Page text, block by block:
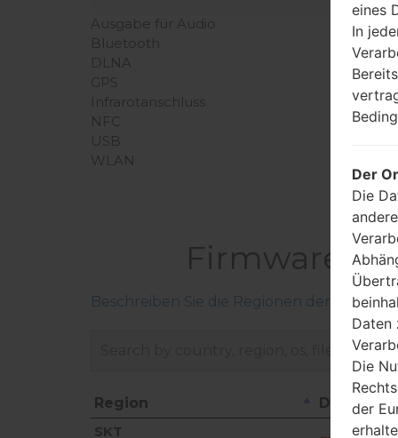
Ausgabe für Audio
Bluetooth
DLNA
GPS
Infrarotanschluss
NFC
USB
WLAN
Firmware
Beschreiben Sie die Regionen der LG-
Region
Region
Dateiname
SKT
eines
In
Der
Die
Daten
Die
der